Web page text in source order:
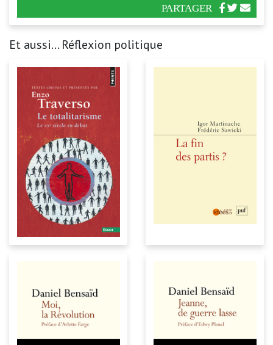
PARTAGER
Et aussi... Réflexion politique